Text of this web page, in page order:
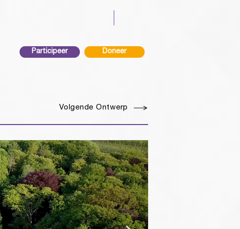
Participeer Doneer
Volgende Ontwerp